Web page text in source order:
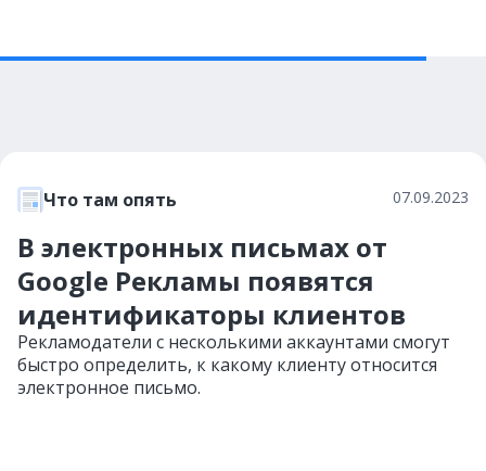
Что там опять 07.09.2023
В электронных письмах от
Google Рекламы появятся
идентификаторы клиентов
Рекламодатели с несколькими аккаунтами смогут
быстро определить, к какому клиенту относится
электронное письмо.